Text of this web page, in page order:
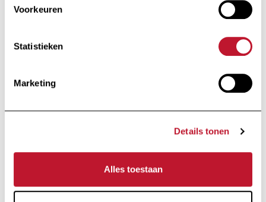
Voorkeuren
Statistieken
Marketing
Details tonen
Alles toestaan
Stichting van openbaar nut
Huart Hamoirlaan 48
1030 Brussel